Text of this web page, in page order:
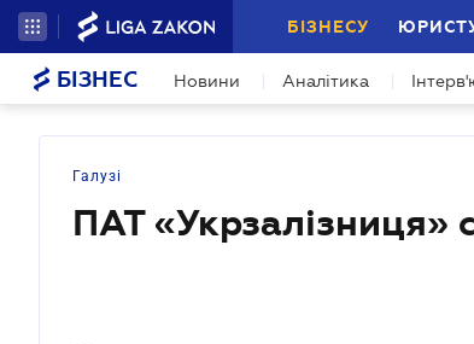
БІЗНЕСУ
БІЗНЕС Новини Аналітика
Галузі
ПАТ «Укрзалізниця»